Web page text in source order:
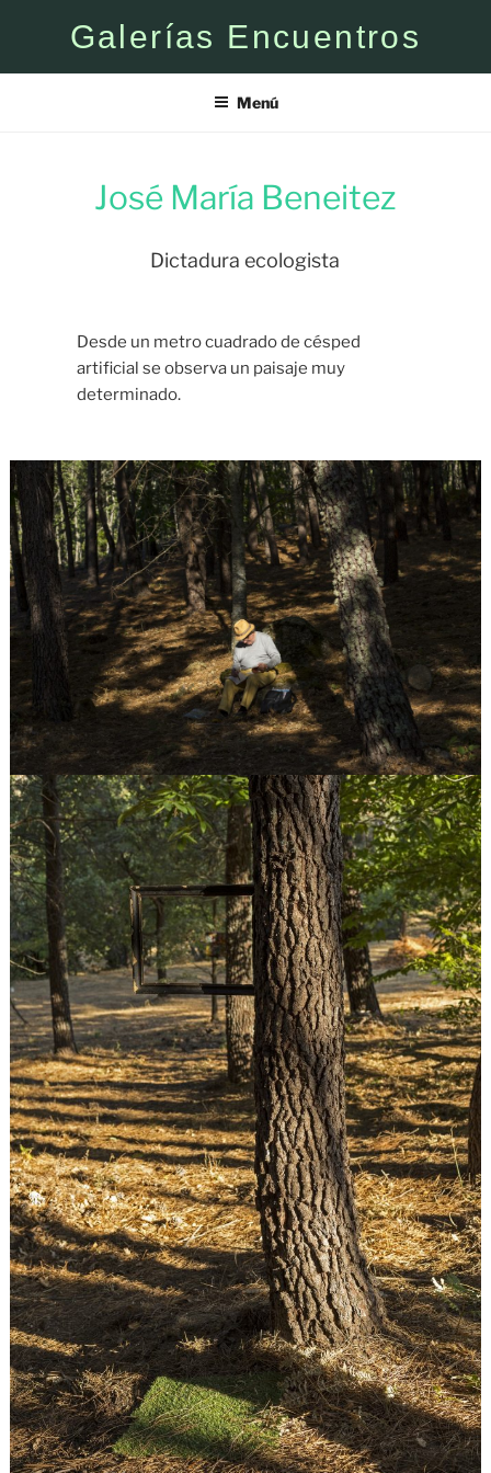
Galerías Encuentros
Menú
José María Beneitez
Dictadura ecologista
Desde un metro cuadrado de césped
artificial se observa un paisaje muy
determinado.